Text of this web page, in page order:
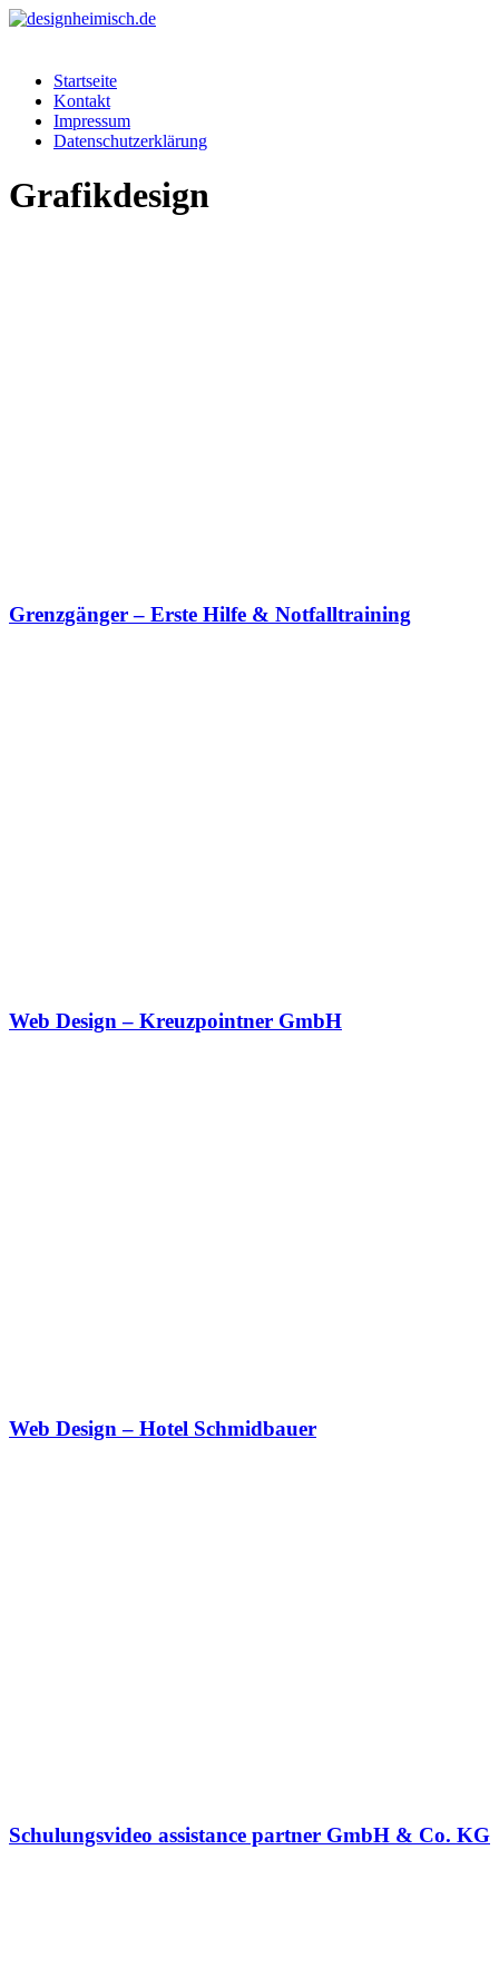
Startseite
Kontakt
Impressum
Datenschutzerklärung
Grafikdesign
Grenzgänger – Erste Hilfe & Notfalltraining
Web Design – Kreuzpointner GmbH
Web Design – Hotel Schmidbauer
Schulungsvideo assistance partner GmbH & Co. KG